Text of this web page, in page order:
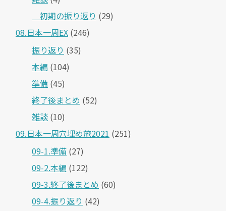
＿初期の振り返り (29)
08.日本一周EX (246)
振り返り (35)
本編 (104)
準備 (45)
終了後まとめ (52)
雑談 (10)
09.日本一周穴埋め旅2021 (251)
09-1.準備 (27)
09-2.本編 (122)
09-3.終了後まとめ (60)
09-4.振り返り (42)